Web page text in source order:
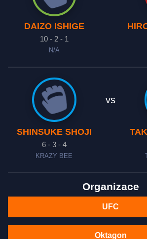
DAIZO ISHIGE
10 - 2 - 1
N/A
SHINSUKE SHOJI
6 - 3 - 4
KRAZY BEE
vs
Organizace
UFC
Oktagon